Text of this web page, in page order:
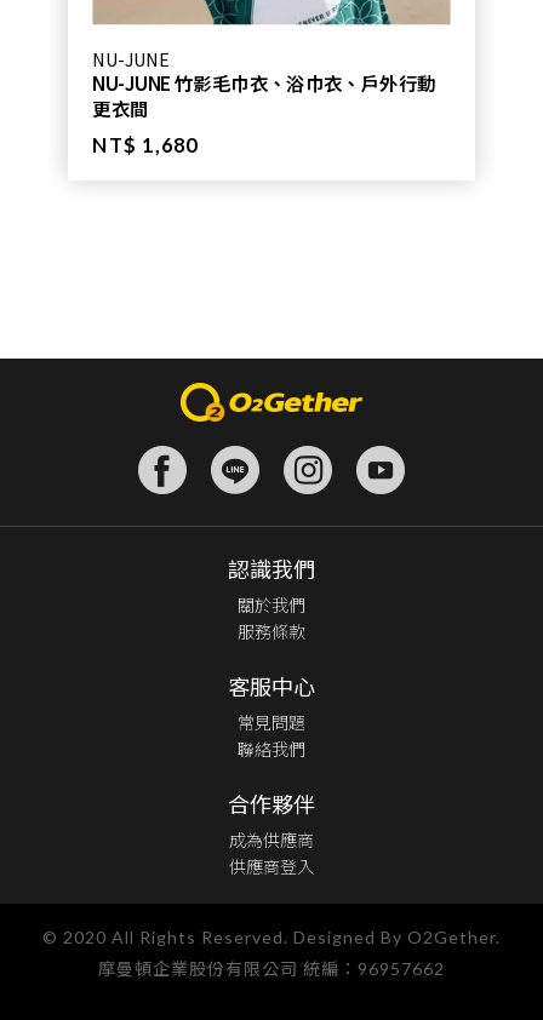
NU-JUNE
NU-JUNE 竹影毛巾衣、浴巾衣、戶外行動
更衣間
NT$ 1,680
認識我們
關於我們
服務條款
客服中心
常見問題
聯絡我們
合作夥伴
成為供應商
供應商登入
© 2020 All Rights Reserved. Designed By O2Gether.
摩曼頓企業股份有限公司 統編：96957662